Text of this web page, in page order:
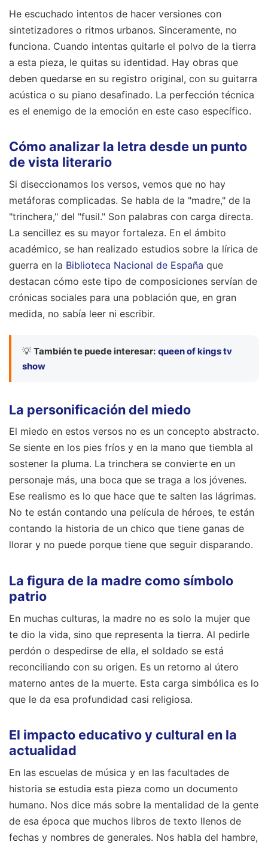
He escuchado intentos de hacer versiones con
sintetizadores o ritmos urbanos. Sinceramente, no
funciona. Cuando intentas quitarle el polvo de la tierra
a esta pieza, le quitas su identidad. Hay obras que
deben quedarse en su registro original, con su guitarra
acústica o su piano desafinado. La perfección técnica
es el enemigo de la emoción en este caso específico.
Cómo analizar la letra desde un punto
de vista literario
Si diseccionamos los versos, vemos que no hay
metáforas complicadas. Se habla de la "madre," de la
"trinchera," del "fusil." Son palabras con carga directa.
La sencillez es su mayor fortaleza. En el ámbito
académico, se han realizado estudios sobre la lírica de
guerra en la Biblioteca Nacional de España que
destacan cómo este tipo de composiciones servían de
crónicas sociales para una población que, en gran
medida, no sabía leer ni escribir.
💡 También te puede interesar: queen of kings tv
show
La personificación del miedo
El miedo en estos versos no es un concepto abstracto.
Se siente en los pies fríos y en la mano que tiembla al
sostener la pluma. La trinchera se convierte en un
personaje más, una boca que se traga a los jóvenes.
Ese realismo es lo que hace que te salten las lágrimas.
No te están contando una película de héroes, te están
contando la historia de un chico que tiene ganas de
llorar y no puede porque tiene que seguir disparando.
La figura de la madre como símbolo
patrio
En muchas culturas, la madre no es solo la mujer que
te dio la vida, sino que representa la tierra. Al pedirle
perdón o despedirse de ella, el soldado se está
reconciliando con su origen. Es un retorno al útero
materno antes de la muerte. Esta carga simbólica es lo
que le da esa profundidad casi religiosa.
El impacto educativo y cultural en la
actualidad
En las escuelas de música y en las facultades de
historia se estudia esta pieza como un documento
humano. Nos dice más sobre la mentalidad de la gente
de esa época que muchos libros de texto llenos de
fechas y nombres de generales. Nos habla del hambre,